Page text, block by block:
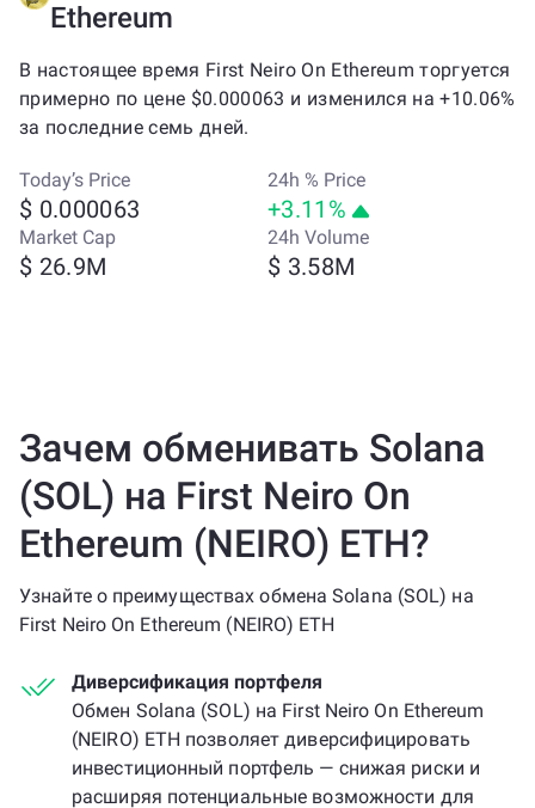
Ethereum
В настоящее время First Neiro On Ethereum торгуется
примерно по цене $0.000063 и изменился на +10.06%
за последние семь дней.
Today’s Price
$ 0.000063
24h % Price
+3.11%
Market Cap
$ 26.9M
24h Volume
$ 3.58M
Зачем обменивать Solana
(SOL) на First Neiro On
Ethereum (NEIRO) ETH?
Узнайте о преимуществах обмена Solana (SOL) на
First Neiro On Ethereum (NEIRO) ETH
Диверсификация портфеля
Обмен Solana (SOL) на First Neiro On Ethereum
(NEIRO) ETH позволяет диверсифицировать
инвестиционный портфель — снижая риски и
расширяя потенциальные возможности для